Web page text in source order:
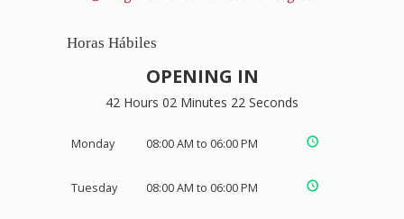
Horas Hábiles
OPENING IN
42 Hours 02 Minutes 21 Seconds
Monday 08:00 AM to 06:00 PM
Tuesday 08:00 AM to 06:00 PM